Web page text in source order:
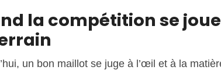
la compétition se
un bon maillot se juge à l’œil et à la